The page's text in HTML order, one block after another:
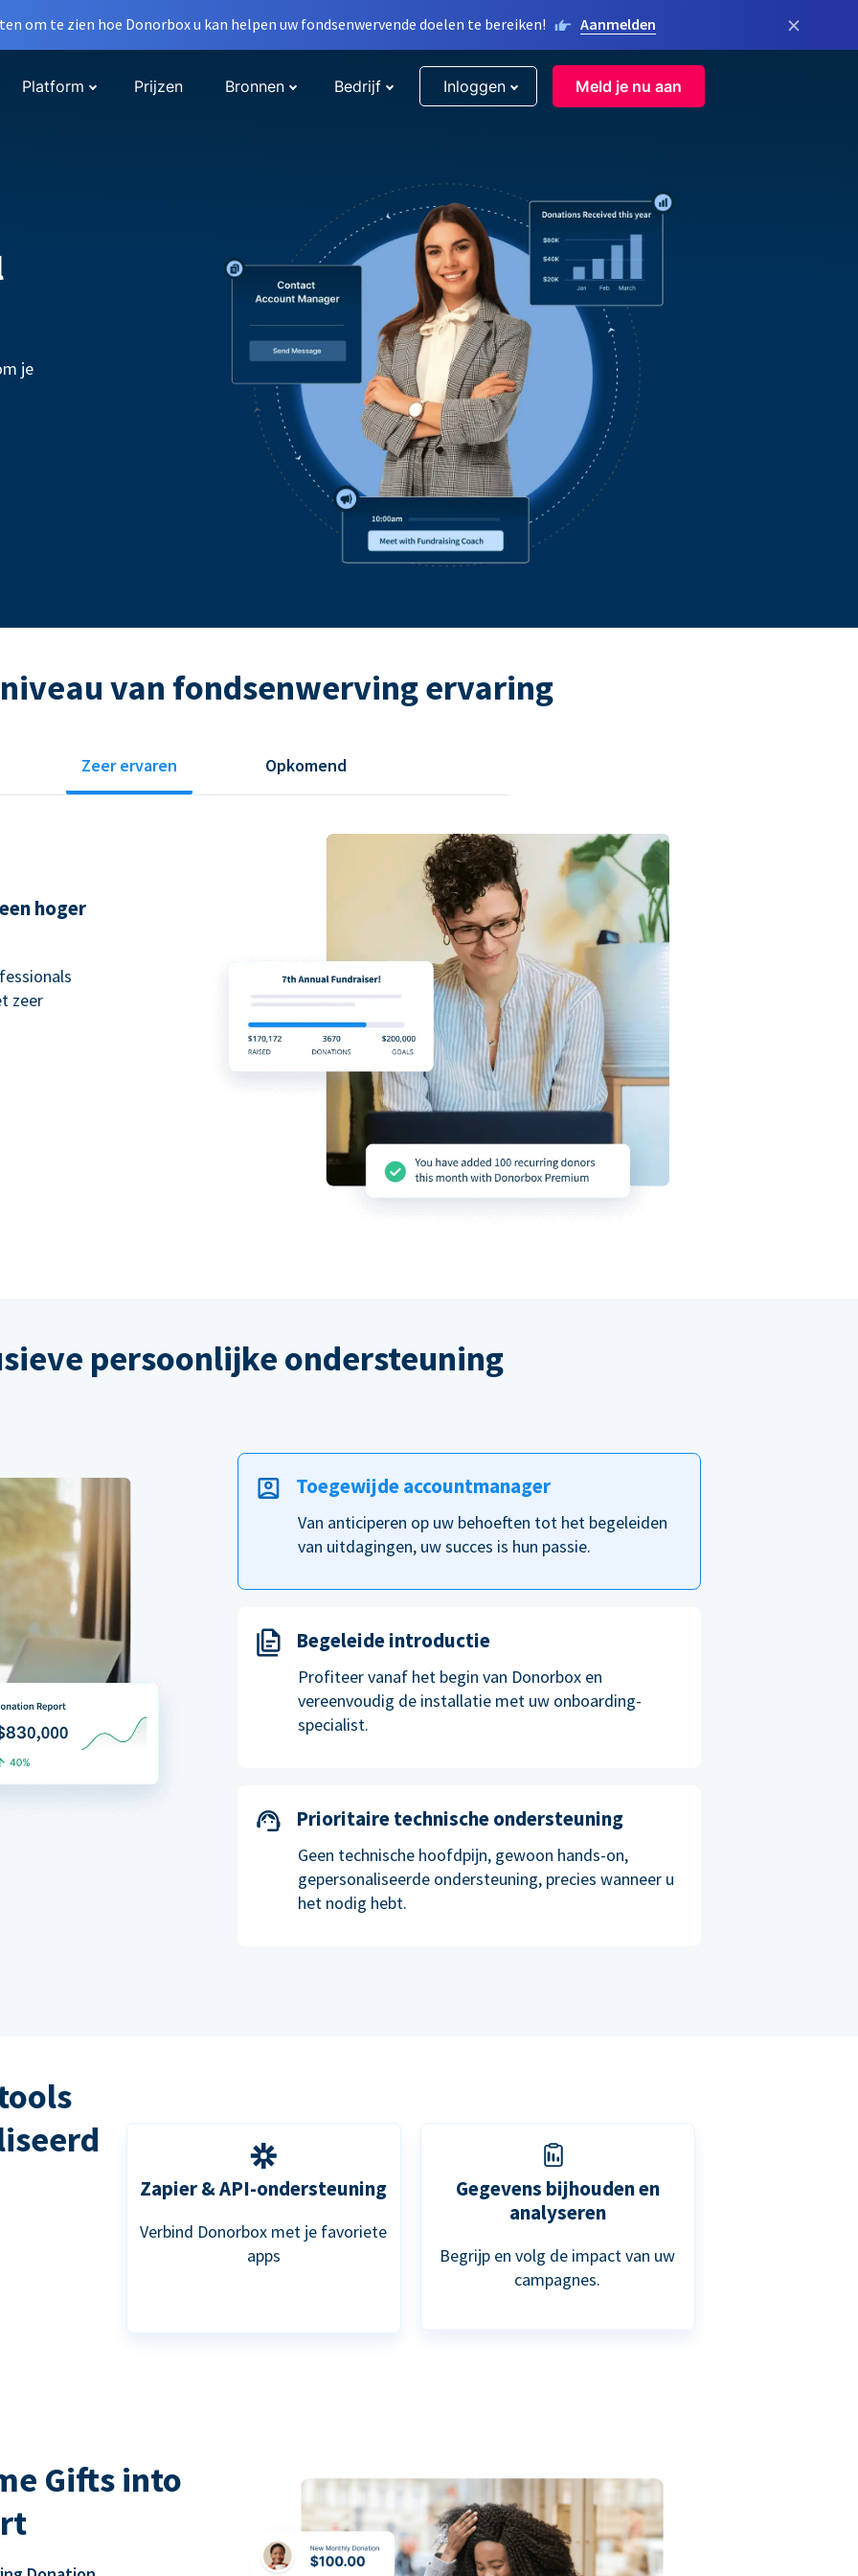
om te zien hoe Donorbox u kan helpen uw fondsenwervende doelen te bereiken! Aanmelden ×
Platform Prijzen Bronnen Bedrijf Inloggen Meld je nu aan
je
van fondsenwerving ervaring
Zeer ervaren Opkomend
hoger
zeer
persoonlijke ondersteuning
Toegewijde accountmanager
Van anticiperen op uw behoeften tot het begeleiden
van uitdagingen, uw succes is hun passie.
Begeleide introductie
Profiteer vanaf het begin van Donorbox en
vereenvoudig de installatie met uw onboarding-
specialist.
Prioritaire technische ondersteuning
Geen technische hoofdpijn, gewoon hands-on,
gepersonaliseerde ondersteuning, precies wanneer u
het nodig hebt.
Zapier & API-ondersteuning
Verbind Donorbox met je favoriete
apps
Gegevens bijhouden en
analyseren
Begrijp en volg de impact van uw
campagnes.
Gifts into